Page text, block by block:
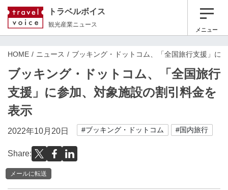
トラベルボイス
観光産業ニュース
メニュー
HOME ニュース ブッキング・ドットコム、「全国旅行支援」に
ブッキング・ドットコム、「全国旅行
支援」に参加、対象施設の割引料金を
表示
2022年10月20日 #ブッキング・ドットコム #国内旅行
Share:
メールに転送